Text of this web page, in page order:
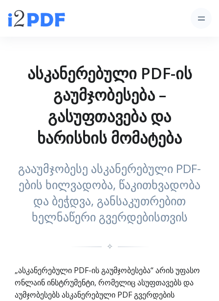
ასკანერებული PDF-ის
გაუმჯობესება –
გასუფთავება და
ხარისხის მომატება
გააუმჯობესე ასკანერებული PDF-
ების ხილვადობა, წაკითხვადობა
და ბეჭდვა, განსაკუთრებით
ხელნაწერი გვერდებისთვის
✧
„ასკანერებული PDF-ის გაუმჯობესება“ არის უფასო
ონლაინ ინსტრუმენტი, რომელიც ასუფთავებს და
აუმჯობესებს ასკანერებული PDF გვერდების